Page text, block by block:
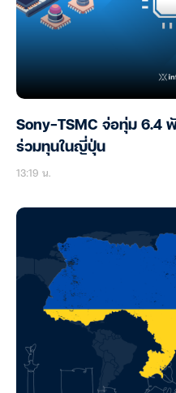
Sony-TSMC จ่อทุ่ม 6.4
ร่วมทุนในญี่ปุ่น
13:19 น.